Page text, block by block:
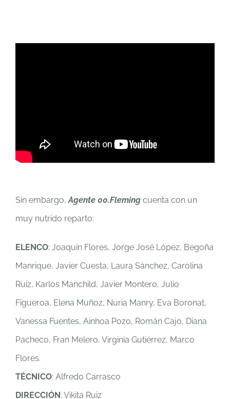
Sin embargo,Agente 00.Fleming cuenta con un
muy nutrido reparto:
ELENCO: Joaquín Flores, Jorge José López, Begoña
Manrique, Javier Cuesta, Laura Sánchez, Carolina
Ruiz, Karlos Manchild, Javier Montero, Julio
Figueroa, Elena Muñoz, Nuria Manry, Eva Boronat,
Vanessa Fuentes, Ainhoa Pozo, Román Cajo, Diana
Pacheco, Fran Melero, Virginia Gutiérrez, Marco
Flores.
TÉCNICO: Alfredo Carrasco
DIRECCIÓN : Vikita Ruiz